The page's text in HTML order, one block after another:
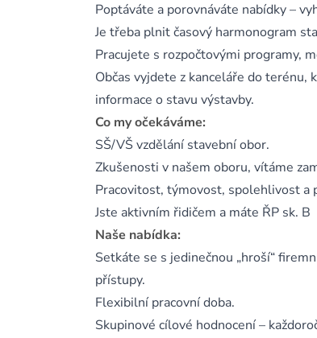
Poptáváte a porovnáváte nabídky –
Je třeba plnit časový harmonogram
Pracujete s rozpočtovými programy,
Občas vyjdete z kanceláře do
informace o stavu výstavby.
Co my očekáváme:
SŠ/VŠ vzdělání stavební obor.
Zkušenosti v našem oboru, vítáme
Pracovitost, týmovost, spolehlivost a
Jste aktivním řidičem a máte ŘP sk. B
Naše nabídka:
Setkáte se s jedinečnou „hroší“
přístupy.
Flexibilní pracovní doba.
Skupinové cílové hodnocení –